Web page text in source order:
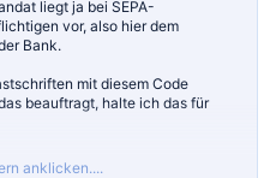
liegt ja bei SEPA-
vor, also hier dem
Bank.
mit diesem Code
beauftragt, halte ich das für
anklicken....